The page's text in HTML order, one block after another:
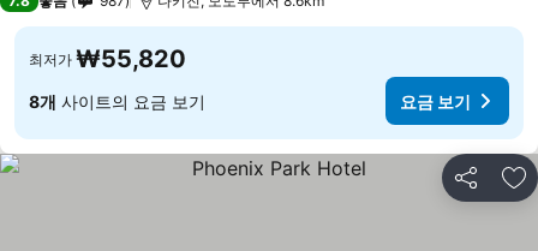
최저가 ₩55,820
8개 사이트의 요금 보기 요금 보기
공유 즐